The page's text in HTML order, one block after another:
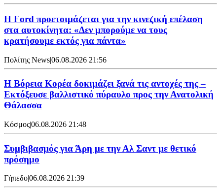
Η Ford προετοιμάζεται για την κινεζική επέλαση
στα αυτοκίνητα: «Δεν μπορούμε να τους
κρατήσουμε εκτός για πάντα»
Πολίτης News|06.08.2026 21:56
Η Βόρεια Κορέα δοκιμάζει ξανά τις αντοχές της –
Εκτόξευσε βαλλιστικό πύραυλο προς την Ανατολική
Θάλασσα
Κόσμος|06.08.2026 21:48
Συμβιβασμός για Άρη με την Αλ Σαντ με θετικό
πρόσημο
Γήπεδο06.08.2026 21:39